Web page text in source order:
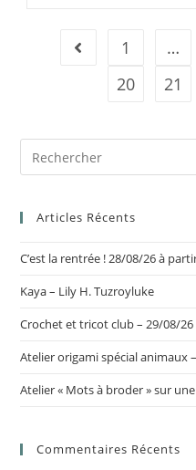
1 …
20
21
Articles Récents
C’est la rentrée ! 28/08/26 à
Kaya – Lily H. Tuzroyluke
Crochet et tricot club – 29/08/26
Atelier origami spécial animaux
Atelier « Mots à broder » sur
Commentaires Récents